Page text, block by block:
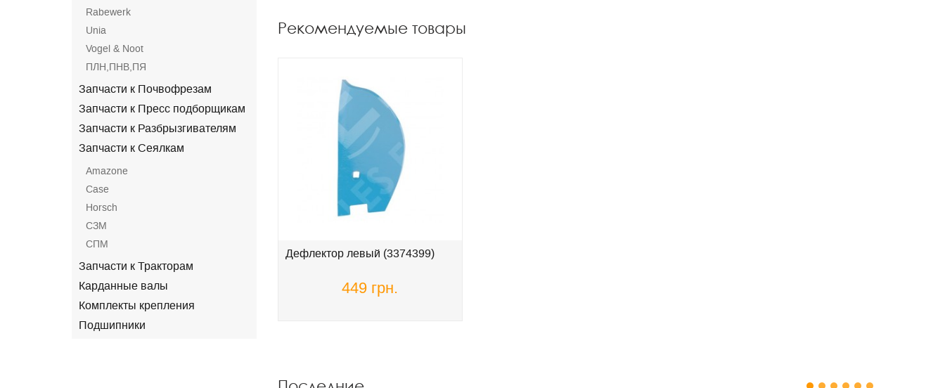
Rabewerk
Unia
Vogel & Noot
ПЛН,ПНВ,ПЯ
Запчасти к Почвофрезам
Запчасти к Пресс подборщикам
Запчасти к Разбрызгивателям
Запчасти к Сеялкам
Amazone
Case
Horsch
СЗМ
СПМ
Запчасти к Тракторам
Карданные валы
Комплекты крепления
Подшипники
Рекомендуемые товары
Дефлектор левый (3374399)
449 грн.